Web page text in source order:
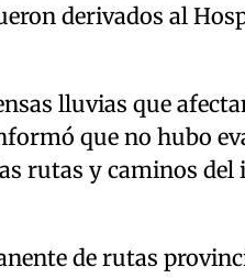
derivados al
lluvias que
que no hubo
rutas y caminos
de rutas